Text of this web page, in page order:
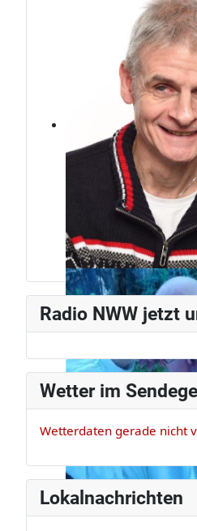
Jürg Weber
Radiomann, schon
80ern.
Radio NWW jetzt
Wetter im
Wetterdaten gerade nicht
Lokalnachrichten